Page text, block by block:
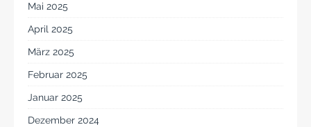
Mai 2025
April 2025
März 2025
Februar 2025
Januar 2025
Dezember 2024